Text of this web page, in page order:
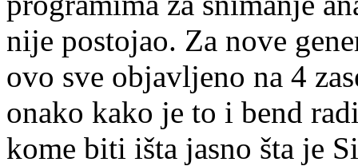
nije postojao. Za nove
ovo sve objavljeno na 4
onako kako je to i bend
kome biti išta jasno šta je